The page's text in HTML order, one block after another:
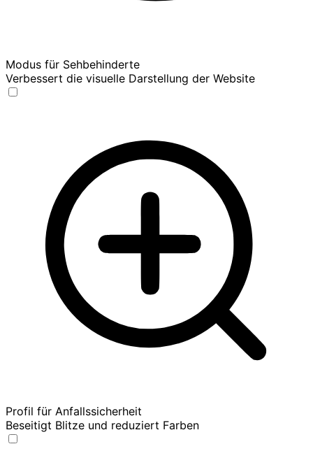
Modus für Sehbehinderte
Verbessert die visuelle Darstellung der Website
Profil für Anfallssicherheit
Beseitigt Blitze und reduziert Farben